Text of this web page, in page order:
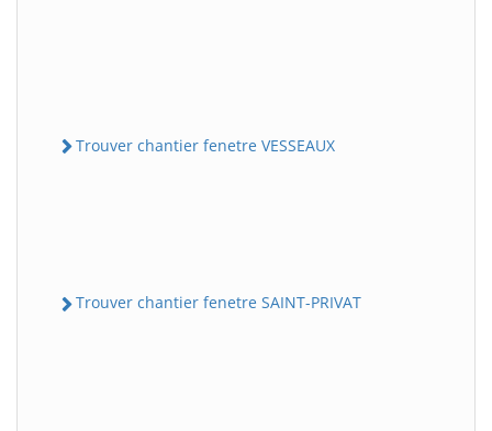
Trouver chantier fenetre VESSEAUX
Trouver chantier fenetre SAINT-PRIVAT